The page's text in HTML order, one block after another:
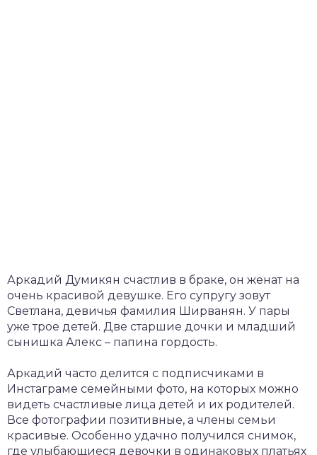
Аркадий Думикян счастлив в браке, он женат на
очень красивой девушке. Его супругу зовут
Светлана, девичья фамилия Ширванян. У пары
уже трое детей. Две старшие дочки и младший
сынишка Алекс – папина гордость.
Аркадий часто делится с подписчиками в
Инстаграме семейными фото, на которых можно
видеть счастливые лица детей и их родителей.
Все фотографии позитивные, а члены семьи
красивые. Особенно удачно получился снимок,
где улыбающиеся девочки в одинаковых платьях